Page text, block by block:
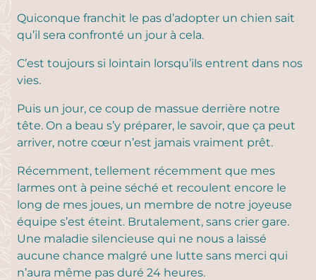
Quiconque franchit le pas d’adopter un chien sait
qu’il sera confronté un jour à cela.
C’est toujours si lointain lorsqu’ils entrent dans nos
vies.
Puis un jour, ce coup de massue derrière notre
tête. On a beau s’y préparer, le savoir, que ça peut
arriver, notre cœur n’est jamais vraiment prêt.
Récemment, tellement récemment que mes
larmes ont à peine séché et recoulent encore le
long de mes joues, un membre de notre joyeuse
équipe s’est éteint. Brutalement, sans crier gare.
Une maladie silencieuse qui ne nous a laissé
aucune chance malgré une lutte sans merci qui
n’aura même pas duré 24 heures.